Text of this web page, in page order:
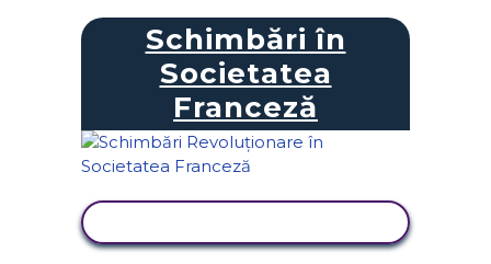
Schimbări în
Societatea
Franceză